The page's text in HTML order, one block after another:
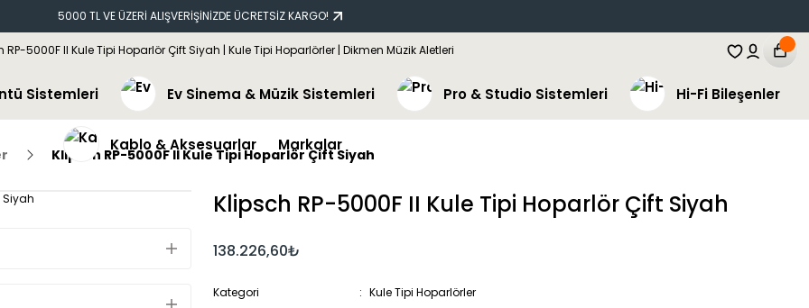
5000 TL VE ÜZERİ ALIŞVERİŞİNİZDE ÜCRETSİZ KARGO!
Sistemleri Ev Sinema & Müzik Sistemleri Pro & Studio Sistemleri Hi-Fi Bileşenler
Kablo & Aksesuarlar Markalar
Klipsch RP-5000F II Kule Tipi Hoparlör Çift Siyah
Klipsch RP-5000F II Kule Tipi Hoparlör Çift Siyah
138.226,60₺
Kategori
Kule Tipi Hoparlörler